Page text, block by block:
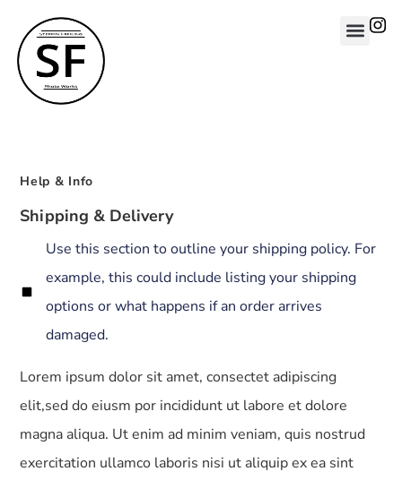
Help & Info
Shipping & Delivery
Use this section to outline your shipping policy. For
example, this could include listing your shipping
options or what happens if an order arrives
damaged.
Lorem ipsum dolor sit amet, consectet adipiscing
elit,sed do eiusm por incididunt ut labore et dolore
magna aliqua. Ut enim ad minim veniam, quis nostrud
exercitation ullamco laboris nisi ut aliquip ex ea sint